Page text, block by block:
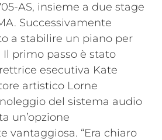
AS, insieme a due stage
Successivamente
a stabilire un piano per
Il primo passo è stato
esecutiva Kate
artistico Lorne
del sistema audio
un’opzione
vantaggiosa. “Era chiaro